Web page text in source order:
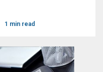
1 min read